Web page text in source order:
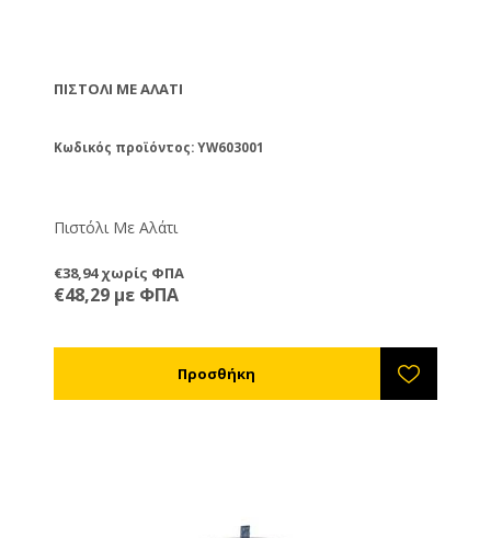
ΠΙΣΤΌΛΙ ΜΕ ΑΛΆΤΙ
Κωδικός προϊόντος: YW603001
Πιστόλι Με Αλάτι
€38,94 χωρίς ΦΠΑ
€48,29 με ΦΠΑ